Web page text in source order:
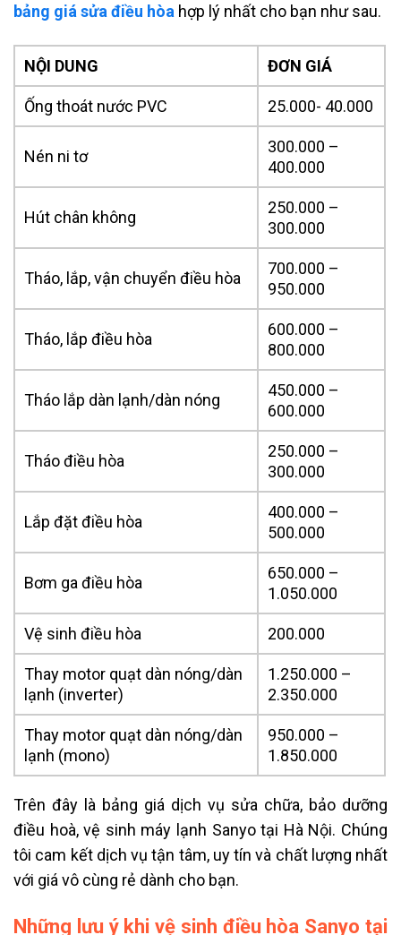
bảng giá sửa điều hòa hợp lý nhất cho bạn như sau.
NỘI DUNG ĐƠN GIÁ
Ống thoát nước PVC 25.000- 40.000
Nén ni tơ
300.000 –
400.000
Hút chân không
250.000 –
300.000
Tháo, lắp, vận chuyển điều hòa
700.000 –
950.000
Tháo, lắp điều hòa
600.000 –
800.000
Tháo lắp dàn lạnh/dàn nóng
450.000 –
600.000
Tháo điều hòa
250.000 –
300.000
Lắp đặt điều hòa
400.000 –
500.000
Bơm ga điều hòa
650.000 –
1.050.000
Vệ sinh điều hòa 200.000
Thay motor quạt dàn nóng/dàn
lạnh (inverter)
1.250.000 –
2.350.000
Thay motor quạt dàn nóng/dàn
lạnh (mono)
950.000 –
1.850.000
Trên đây là bảng giá dịch vụ sửa chữa, bảo dưỡng
điều hoà, vệ sinh máy lạnh Sanyo tại Hà Nội. Chúng
tôi cam kết dịch vụ tận tâm, uy tín và chất lượng nhất
với giá vô cùng rẻ dành cho bạn.
Những lưu ý khi vệ sinh điều hòa Sanyo tại